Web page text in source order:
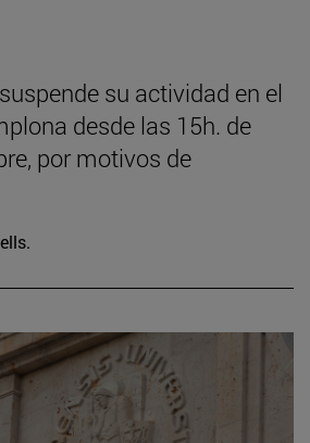
su actividad en el
desde las 15h. de
por motivos de